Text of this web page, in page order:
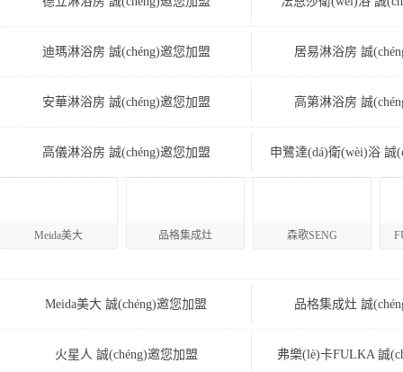
迪瑪淋浴房 誠(chéng)邀您加盟 居易淋浴房 誠
安華淋浴房 誠(chéng)邀您加盟 高第淋浴房 誠
高儀淋浴房 誠(chéng)邀您加盟 申鷺達(dá)衛(wèi)浴 誠
Meida美大 品格集成灶 森歌SENG
Meida美大 誠(chéng)邀您加盟 品格集成灶 誠
火星人 誠(chéng)邀您加盟 弗樂(lè)卡FULKA 誠